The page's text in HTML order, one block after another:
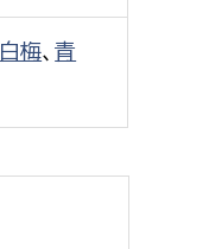
白梅、青